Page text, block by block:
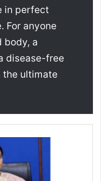
in perfect
For anyone
body, a
disease-free
the ultimate